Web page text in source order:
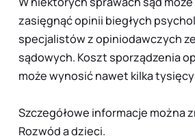
zasięgnąć opinii biegłych
specjalistów z opiniodawczych
sądowych. Koszt sporządzenia
może wynosić nawet kilka
Szczegółowe informacje można
Rozwód a dzieci.